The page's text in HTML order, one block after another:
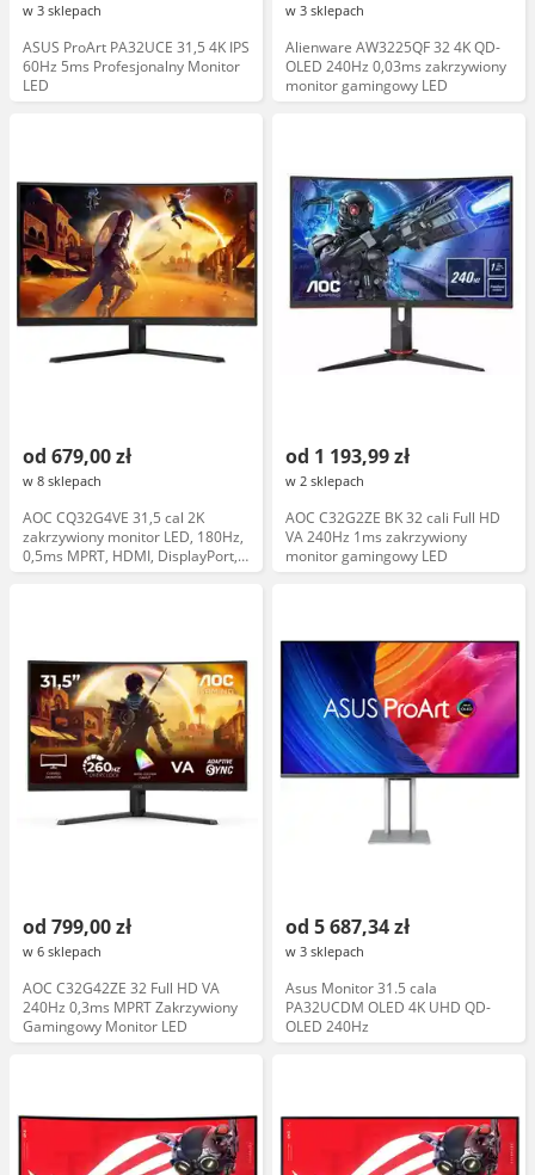
w 3 sklepach
ASUS ProArt PA32UCE 31,5 4K IPS
60Hz 5ms Profesjonalny Monitor
LED
w 3 sklepach
Alienware AW3225QF 32 4K QD-
OLED 240Hz 0,03ms zakrzywiony
monitor gamingowy LED
od 679,00 zł
w 8 sklepach
AOC CQ32G4VE 31,5 cal 2K
zakrzywiony monitor LED, 180Hz,
0,5ms MPRT, HDMI, DisplayPort,
gamingowy
od 1 193,99 zł
w 2 sklepach
AOC C32G2ZE BK 32 cali Full HD
VA 240Hz 1ms zakrzywiony
monitor gamingowy LED
od 799,00 zł
w 6 sklepach
AOC C32G42ZE 32 Full HD VA
240Hz 0,3ms MPRT Zakrzywiony
Gamingowy Monitor LED
od 5 687,34 zł
w 3 sklepach
Asus Monitor 31.5 cala
PA32UCDM OLED 4K UHD QD-
OLED 240Hz